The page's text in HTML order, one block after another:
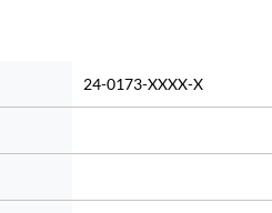
24-0173-XXXX-X